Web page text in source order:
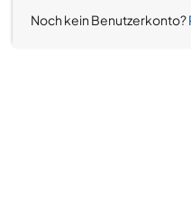
Noch kein Benutzerkonto?